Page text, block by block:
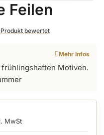
Feilen
bewertet
Mehr Infos
Motiven.
MwSt